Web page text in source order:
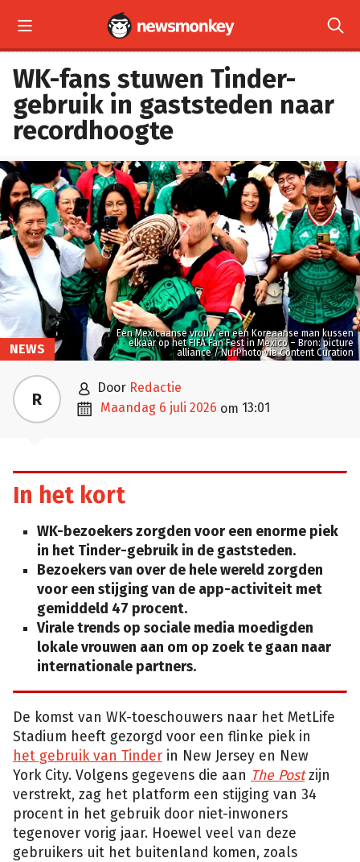
 
WK-fans stuwen Tinder-
gebruik in gaststeden naar
recordhoogte
Een Mexicaanse vrouw en een Koreaanse man kussen
elkaar op het FIFA Fan Fest in Mexico – Bron: picture
alliance / NurPhoto via Content Curation
NEWS
R  door Redactie
 maandag 6 juli 2026 om 13:01
In het kort
WK-bezoekers zorgden voor een enorme piek
in het Tinder-gebruik in de gaststeden.
Bezoekers van over de hele wereld zorgden
voor een stijging van de app-activiteit met
gemiddeld 47 procent.
Virale trends op sociale media moedigden
lokale vrouwen aan om op zoek te gaan naar
internationale partners.
De komst van WK-toeschouwers naar het MetLife
Stadium heeft gezorgd voor een flinke piek in
het gebruik van Tinder in New Jersey en New
York City. Volgens gegevens die aan The Postzijn
verstrekt, zag het platform een stijging van 34
procent in het gebruik door niet-inwoners
tegenover vorig jaar. Hoewel veel van deze
gebruikers uit het buitenland komen, zoals